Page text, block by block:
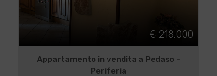
€ 218.000
Appartamento in vendita a Pedaso -
Periferia